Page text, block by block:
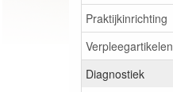
Praktijkinrichting
Verpleegartikelen
Diagnostiek